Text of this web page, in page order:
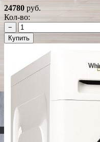
24780 руб.
Кол-во:
−
Купить